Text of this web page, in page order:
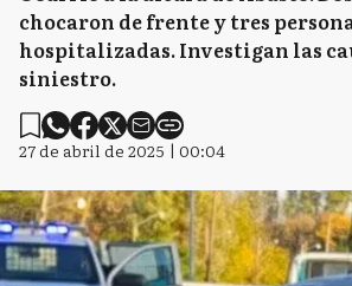
chocaron de frente y tres
hospitalizadas. Investigan las
siniestro.
27 de abril de 2025 | 00:04